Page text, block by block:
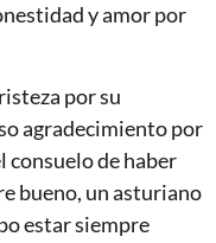
y amor por
por su
agradecimiento por
consuelo de haber
bueno, un asturiano
estar siempre